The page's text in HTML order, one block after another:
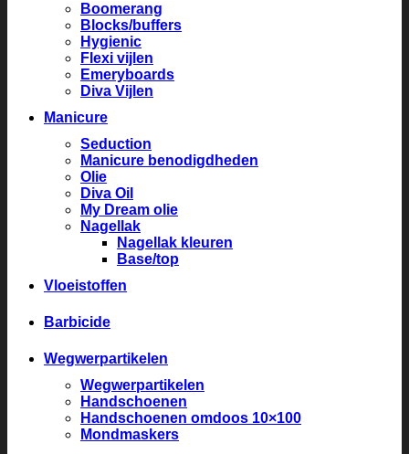
Boomerang
Blocks/buffers
Hygienic
Flexi vijlen
Emeryboards
Diva Vijlen
Manicure
Seduction
Manicure benodigdheden
Olie
Diva Oil
My Dream olie
Nagellak
Nagellak kleuren
Base/top
Vloeistoffen
Barbicide
Wegwerpartikelen
Wegwerpartikelen
Handschoenen
Handschoenen omdoos 10×100
Mondmaskers